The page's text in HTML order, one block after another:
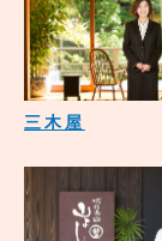
三木屋